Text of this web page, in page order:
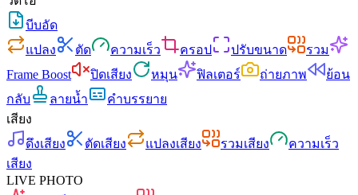
บีบอัด
แปลง
ตัด ความเร็ว ครอป ปรับขนาด
รวม
Frame Boost
ปิดเสียง หมุน ฟิลเตอร์ ถ่ายภาพ
ย้อน
กลับ
ลายน้ำ
คำบรรยาย
เสียง
ดึงเสียง
ตัดเสียง แปลงเสียง รวมเสียง
ความเร็ว
เสียง
LIVE PHOTO